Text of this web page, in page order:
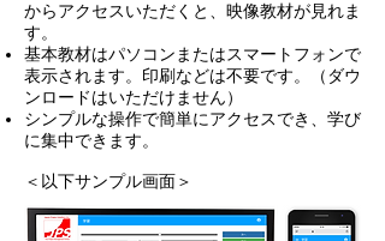
からアクセスいただくと、映像教材が見れま
す。
基本教材はパソコンまたはスマートフォンで
表示されます。印刷などは不要です。（ダウ
ンロードはいただけません）
​シンプルな操作で簡単にアクセスでき、学び
に集中できます。
＜以下サンプル画面＞